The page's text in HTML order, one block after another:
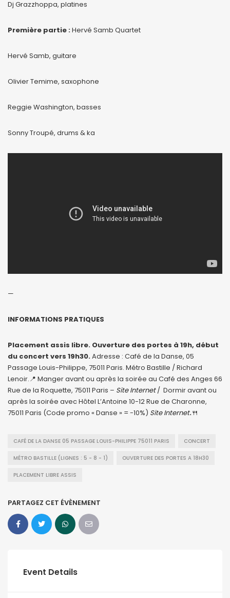
Dj Grazzhoppa, platines
Première partie :Hervé Samb Quartet
Hervé Samb, guitare
Olivier Temime, saxophone
Reggie Washington, basses
Sonny Troupé, drums & ka
—
INFORMATIONS PRATIQUES
Placement assis libre. Ouverture des portes à 19h, début
du concert vers 19h30.Adresse : Café de la Danse, 05
Passage Louis-Philippe, 75011 Paris. Métro Bastille / Richard
Lenoir.📍 Manger avant ou après la soirée au Café des Anges 66
Rue de la Roquette, 75011 Paris – Site Internet/ Dormir avant ou
après la soirée avec Hôtel L’Antoine 10-12 Rue de Charonne,
75011 Paris (Code promo « Danse » = -10%) Site Internet.🍴
CAFÉ DE LA DANSE 05 PASSAGE LOUIS-PHILIPPE 75011 PARIS CONCERT
MÉTRO BASTILLE (LIGNES : 5 - 8 - 1) OUVERTURE DES PORTES A 18H30
PLACEMENT LIBRE ASSIS
PARTAGEZ CET ÉVÈNEMENT
Event Details